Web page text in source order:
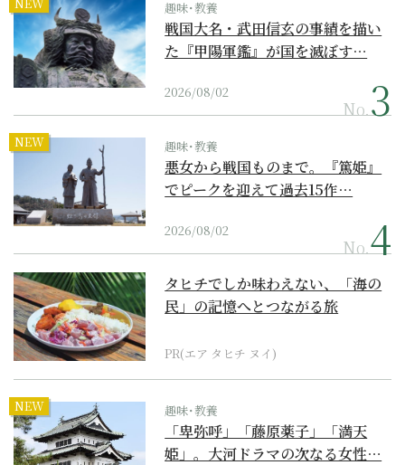
趣味･教養
戦国大名・武田信玄の事績を描い
た『甲陽軍鑑』が国を滅ぼす…
2026/08/02
No.
NEW 趣味･教養
悪女から戦国ものまで。『篤姫』
でピークを迎えて過去15作…
2026/08/02
No.
タヒチでしか味わえない、「海の
民」の記憶へとつながる旅
PR(エア タヒチ ヌイ)
NEW 趣味･教養
「卑弥呼」「藤原薬子」「満天
姫」。大河ドラマの次なる女性…